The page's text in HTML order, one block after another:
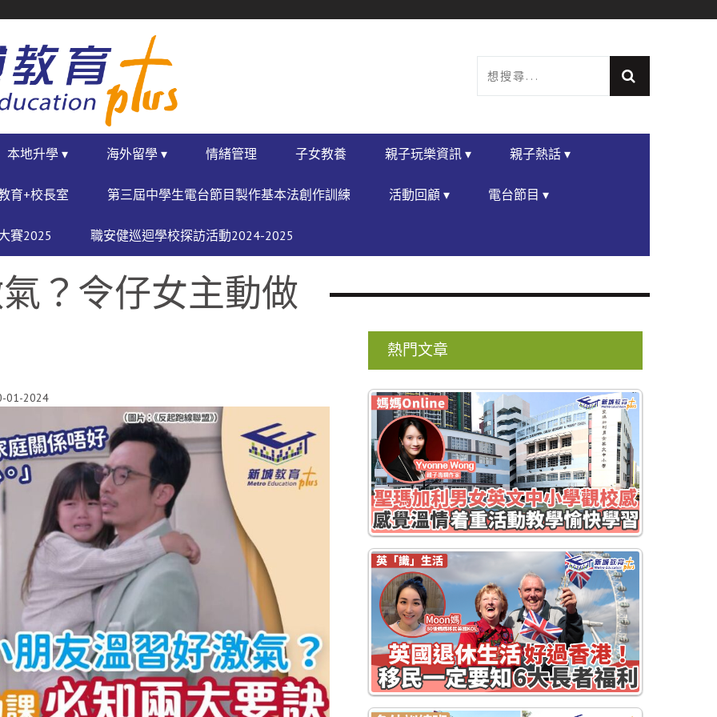
本地升學 ▾ 海外留學 ▾ 情緒管理 子女教養 親子玩樂資訊 ▾ 親子熱話 ▾
育+校長室 第三屆中學生電台節目製作基本法創作訓練 活動回顧 ▾ 電台節目 ▾
賽2025 職安健巡迴學校探訪活動2024-2025
？令仔女主動做
01-2024
熱門文章